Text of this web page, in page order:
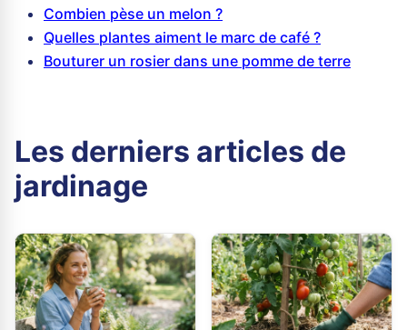
Combien pèse un melon ?
Quelles plantes aiment le marc de café ?
Bouturer un rosier dans une pomme de terre
Les derniers articles de
jardinage